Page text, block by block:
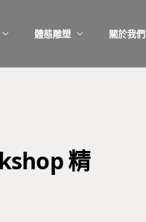
體態雕塑 關於我們
精